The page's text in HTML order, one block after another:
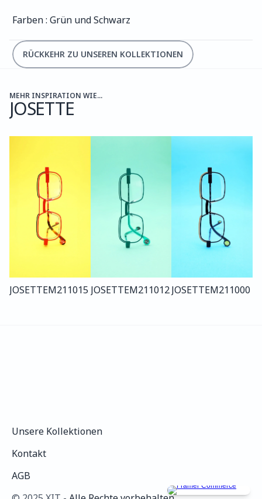
Farben : Grün und Schwarz
RÜCKKEHR ZU UNSEREN KOLLEKTIONEN
MEHR INSPIRATION WIE...
JOSETTE
JOSETTEM211015 JOSETTEM211012JOSETTEM211000
Unsere Kollektionen
Kontakt
AGB